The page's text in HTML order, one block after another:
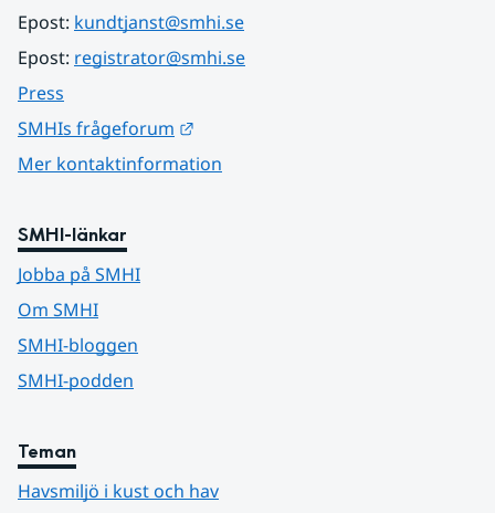
Epost: kundtjanst@smhi.se
Epost: registrator@smhi.se
Press
SMHIs frågeforum
Mer kontaktinformation
SMHI-länkar
Jobba på SMHI
Om SMHI
SMHI-bloggen
SMHI-podden
Teman
Havsmiljö i kust och hav